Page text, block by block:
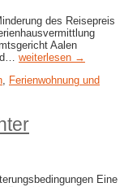
des Reisepreis
Aalen
weiterlesen →
Ferienwohnung und
Eine